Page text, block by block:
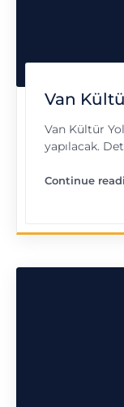
Van
Van Kültür
yapılacak.
Continue
"Van Kültür